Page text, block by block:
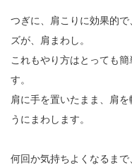
つぎに、肩こりに効果的
ズが、肩まわし。
これもやり方はとっても
す。
肩に手を置いたまま、肩
うにまわします。
何回か気持ちよくなるま